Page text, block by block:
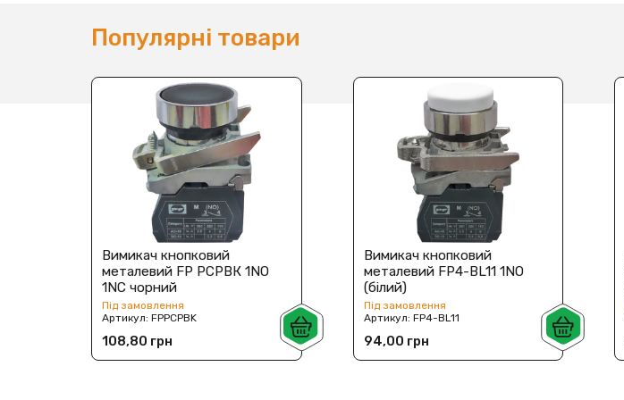
Популярні товари
Вимикач кнопковий
металевий FP PCPВК 1NO
1NC чорний
Під замовлення
Артикул:FPPCPBK
108,80 грн
Вимикач кнопковий
металевий FP4-BL11 1NO
(білий)
Під замовлення
Артикул: FP4-BL11
94,00 грн